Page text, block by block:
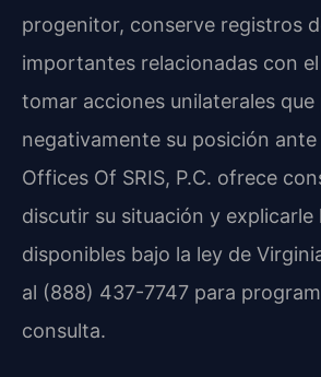
progenitor, conserve registros
importantes relacionadas con
tomar acciones unilaterales
negativamente su posición
Offices Of SRIS, P.C. ofrece
discutir su situación y explicarle
disponibles bajo la ley de
al (888) 437-7747 para
consulta.